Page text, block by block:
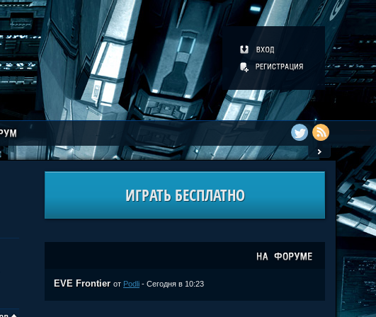
ИГРАТЬ БЕСПЛАТНО
EVE Frontier от Podli - Сегодня в 10:23